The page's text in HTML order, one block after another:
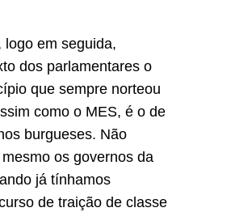
logo em seguida,
dos parlamentares o
que sempre norteou
como o MES, é o de
burgueses. Não
os governos da
já tínhamos
de traição de classe